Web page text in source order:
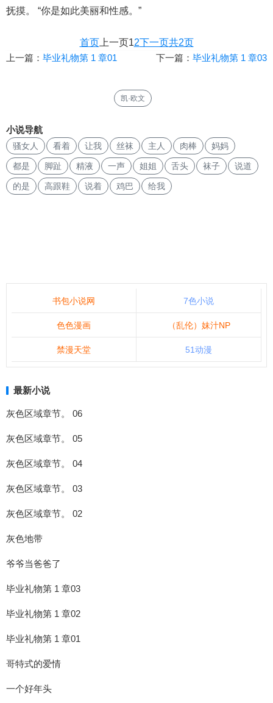
抚摸。 “你是如此美丽和性感。”
首页上一页12下一页共2页
上一篇： 毕业礼物第 1 章01 下一篇： 毕业礼物第 1 章03
凯·欧文
小说导航
骚女人 看着 让我 丝袜 主人 肉棒 妈妈
都是 脚趾 精液 一声 姐姐 舌头 袜子 说道
的是 高跟鞋 说着 鸡巴 给我
书包小说网 7色小说
色色漫画 （乱伦）妹汁NP
禁漫天堂 51动漫
最新小说
灰色区域章节。 06
灰色区域章节。 05
灰色区域章节。 04
灰色区域章节。 03
灰色区域章节。 02
灰色地带
爷爷当爸爸了
毕业礼物第 1 章03
毕业礼物第 1 章02
毕业礼物第 1 章01
哥特式的爱情
一个好年头